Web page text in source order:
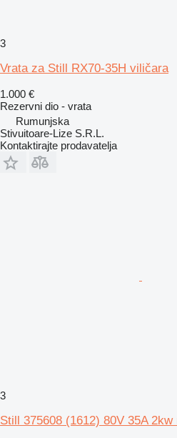
3
Vrata za Still RX70-35H viličara
1.000 €
Rezervni dio - vrata
Rumunjska
Stivuitoare-Lize S.R.L.
Kontaktirajte prodavatelja
3
Still 375608 (1612) 80V 35A